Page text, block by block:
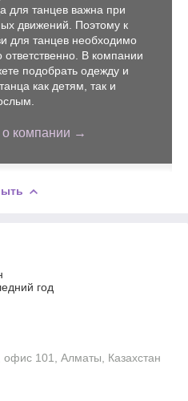
для танцев важна при
движений. Поэтому к
для танцев необходимо
В компании
подобрать одежду и
как детям, так и
компании →
год
101, Алматы, Казахстан